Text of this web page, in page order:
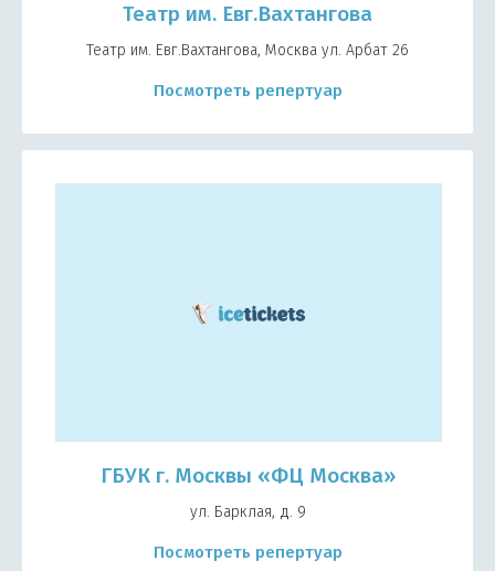
Театр им. Евг.Вахтангова
Театр им. Евг.Вахтангова, Москва ул. Арбат 26
Посмотреть репертуар
ГБУК г. Москвы «ФЦ Москва»
ул. Барклая, д. 9
Посмотреть репертуар